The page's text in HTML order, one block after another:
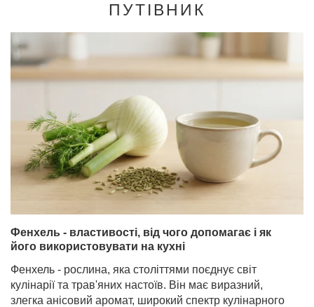
ПУТІВНИК
Фенхель - властивості, від чого допомагає і як
його використовувати на кухні
Фенхель - рослина, яка століттями поєднує світ
кулінарії та трав'яних настоїв. Він має виразний,
злегка анісовий аромат, широкий спектр кулінарного